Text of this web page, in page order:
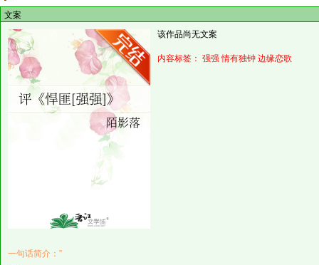
文案
该作品尚无文案
内容标签： 强强 情有独钟 边缘恋歌
一句话简介：''